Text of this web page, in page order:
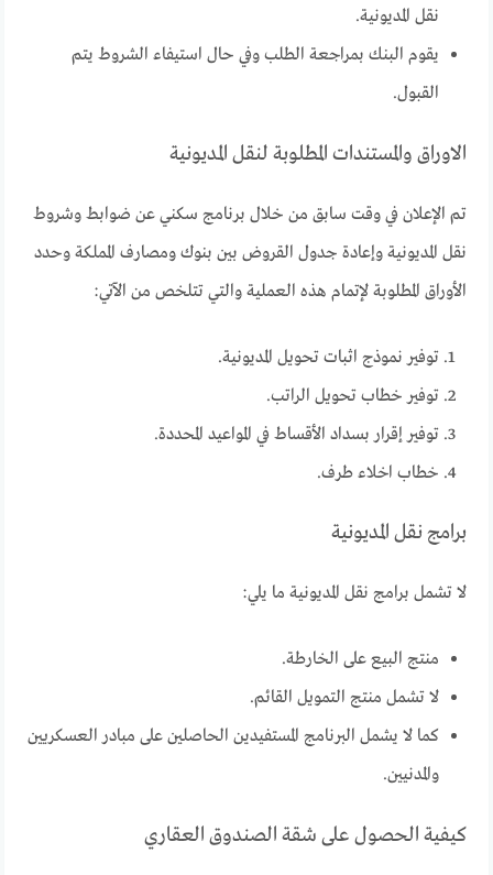
نقل المديونية.
يقوم البنك بمراجعة الطلب وفي حال استيفاء الشروط يتم
القبول.
الاوراق والمستندات المطلوبة لنقل المديونية
تم الإعلان في وقت سابق من خلال برنامج سكني عن ضوابط وشروط
نقل المديونية وإعادة جدول القروض بين بنوك ومصارف المملكة وحدد
الأوراق المطلوبة لإتمام هذه العملية والتي تتلخص من الآتي:
توفير نموذج اثبات تحويل المديونية.
توفير خطاب تحويل الراتب.
توفير إقرار بسداد الأقساط في المواعيد المحددة.
خطاب اخلاء طرف.
برامج نقل المديونية
لا تشمل برامج نقل المديونية ما يلي:
منتج البيع على الخارطة.
لا تشمل منتج التمويل القائم.
كما لا يشمل البرنامج المستفيدين الحاصلين على مبادر العسكريين
والمدنيين.
كيفية الحصول على شقة الصندوق العقاري